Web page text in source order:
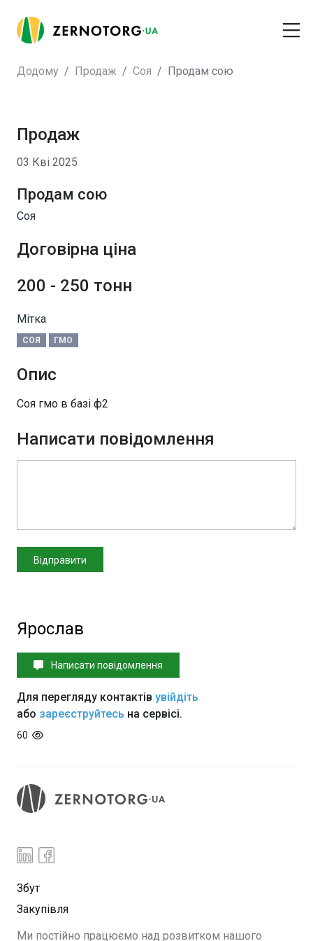
Додому Продаж Соя Продам сою
Продаж
03 Кві 2025
Продам сою
Соя
Договірна ціна
200 - 250 тонн
Мітка
СОЯ ГМО
Опис
Соя гмо в базі ф2
Написати повідомлення
Ярослав
Написати повідомлення
Для перегляду контактів увійдіть
або зареєструйтесь на сервісі.
60
Збут
Закупівля
Ми постійно працюємо над розвитком нашого